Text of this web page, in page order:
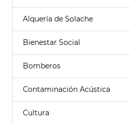
Alquería de Solache
Bienestar Social
Bomberos
Contaminación Acústica
Cultura